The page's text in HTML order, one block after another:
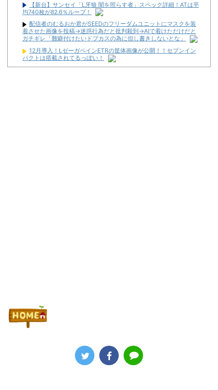
【新台】サンセイ「L牙狼 闇を照らす者」スペック詳細！ATは平
均740枚が82.6％ループ！
配信者のむるおか君がSEEDのフリーダムユニットにマスクを装
着させた画像を投稿→迷惑行為だと批判殺到→AIで着けただけだと
ガチギレ「難癖付けたいドブカスの為に但し書きしないとな」
12月導入！LゼーガペインETRの筐体画像が公開！！セブンイン
パクトは搭載されてるっぽい！